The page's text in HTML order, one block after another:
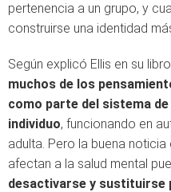
pertenencia a un grupo, y
construirse una identidad
Según explicó Ellis en su libro
muchos de los
como parte del sistema
individuo, funcionando en
adulta. Pero la buena
afectan a la salud mental
desactivarse y sustituirse